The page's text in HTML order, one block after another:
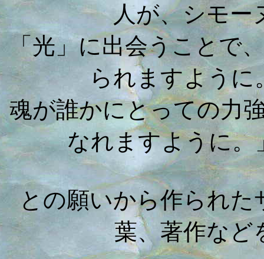
人が、シモー
「光」に出会うことで
られますよう
魂が誰かにとっての力
なれますように。
との願いから作られ
葉、著作など